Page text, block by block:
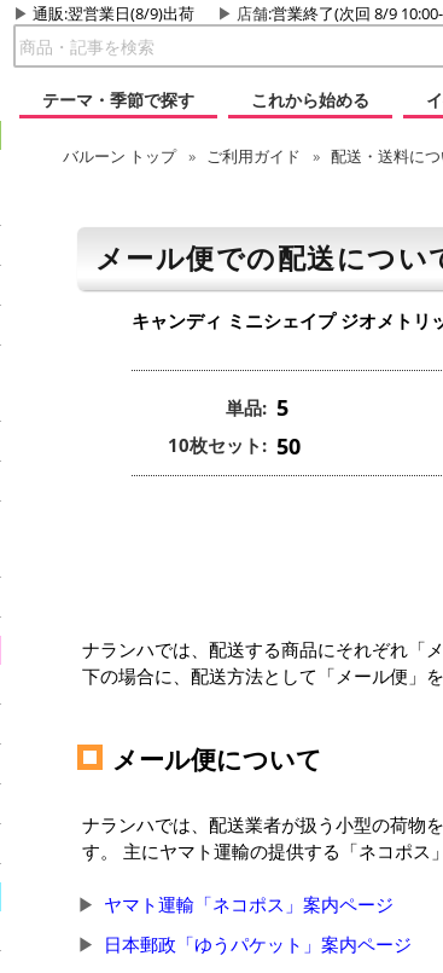
通販:翌営業日(8/9)出荷 店舗:営業終了(次回 8/9
テーマ・季節で探す
これから始める
バルーン トップ ご利用ガイド 配送・送料に
メール便での配送につい
キャンディ ミニシェイプ ジオメトリ
単品: 5
10枚セット: 50
ナランハでは、配送する商品にそれぞれ「
下の場合に、配送方法として「メール便」
メール便について
ナランハでは、配送業者が扱う小型の荷物
す。 主にヤマト運輸の提供する「ネコポス
ヤマト運輸「ネコポス」案内ページ
日本郵政「ゆうパケット」案内ページ